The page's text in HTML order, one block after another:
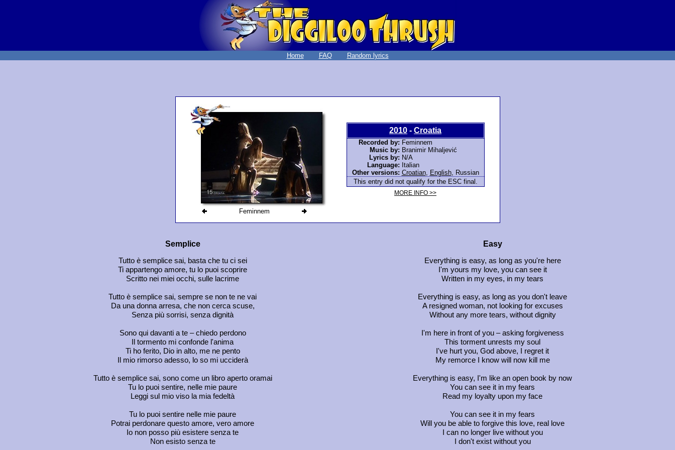
Home FAQ Random lyrics
Feminnem
2010 - Croatia
Recorded by: Feminnem
Music by: Branimir Mihaljević
Lyrics by: N/A
Language: Italian
Other versions: Croatian, English,
Russian
This entry did not qualify for the ESC final.
MORE INFO >>
Semplice Easy
Tutto è semplice sai, basta che tu ci sei
Everything is easy, as long as you're here
Ti appartengo amore, tu lo puoi scoprire
I'm yours my love, you can see it
Scritto nei miei occhi, sulle lacrime
Written in my eyes, in my tears
Tutto è semplice sai, sempre se non te ne vai
Everything is easy, as long as you don't leave
Da una donna arresa, che non cerca scuse,
A resigned woman, not looking for excuses
Senza più sorrisi, senza dignità
Without any more tears, without dignity
Sono qui davanti a te – chiedo perdono
I'm here in front of you – asking forgiveness
Il tormento mi confonde l'anima
This torment unrests my soul
Ti ho ferito, Dio in alto, me ne pento
I've hurt you, God above, I regret it
Il mio rimorso adesso, lo so mi ucciderà
My remorce I know will now kill me
Tutto è semplice sai, sono come un libro aperto oramai
Everything is easy, I'm like an open book by now
Tu lo puoi sentire, nelle mie paure
You can see it in my fears
Leggi sul mio viso la mia fedeltà
Read my loyalty upon my face
Tu lo puoi sentire nelle mie paure
You can see it in my fears
Potrai perdonare questo amore, vero amore
Will you be able to forgive this love, real love
Io non posso più esistere senza te
I can no longer live without you
Non esisto senza te
I don't exist without you